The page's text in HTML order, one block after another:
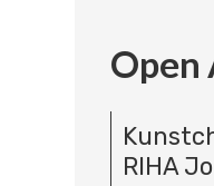
Open
RIHA